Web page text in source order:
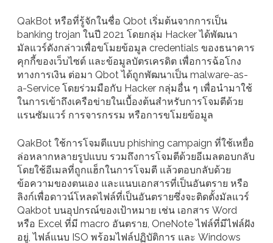
QakBot หรือที่รู้จักในชื่อ Qbot เริ่มต้นจากการเป็น
banking trojan ในปี 2021 โดยกลุ่ม Hacker ได้พัฒนา
มัลแวร์ดังกล่าวเพื่อขโมยข้อมูล credentials ของธนาคาร
คุกกี้ของเว็บไซต์ และข้อมูลบัตรเครดิต เพื่อการฉ้อโกง
ทางการเงิน ต่อมา Qbot ได้ถูกพัฒนาเป็น malware-as-
a-Service โดยร่วมมือกับ Hacker กลุ่มอื่น ๆ เพื่อนำมาใช้
ในการเข้าถึงเครือข่ายในเบื้องต้นสำหรับการโจมตีด้วย
แรนซัมแวร์ การจารกรรม หรือการขโมยข้อมูล
QakBot ใช้การโจมตีแบบ phishing campaign ที่ใช้เหยื่อ
ล่อหลากหลายรูปแบบ รวมถึงการโจมตีด้วยอีเมลตอบกลับ
โดยใช้อีเมลที่ถูกแฮ็กในการโจมตี แล้วตอบกลับด้วย
ข้อความของตนเอง และแนบเอกสารที่เป็นอันตราย หรือ
ลิงก์เพื่อดาวน์โหลดไฟล์ที่เป็นอันตรายซึ่งจะติดตั้งมัลแวร์
Qakbot บนอุปกรณ์ของเป้าหมาย เช่น เอกสาร Word
หรือ Excel ที่มี macro อันตราย, OneNote ไฟล์ที่มีไฟล์ฝัง
อยู่, ไฟล์แนบ ISO พร้อมไฟล์ปฏิบัติการ และ Windows